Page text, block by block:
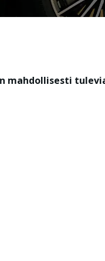
mahdollisesti